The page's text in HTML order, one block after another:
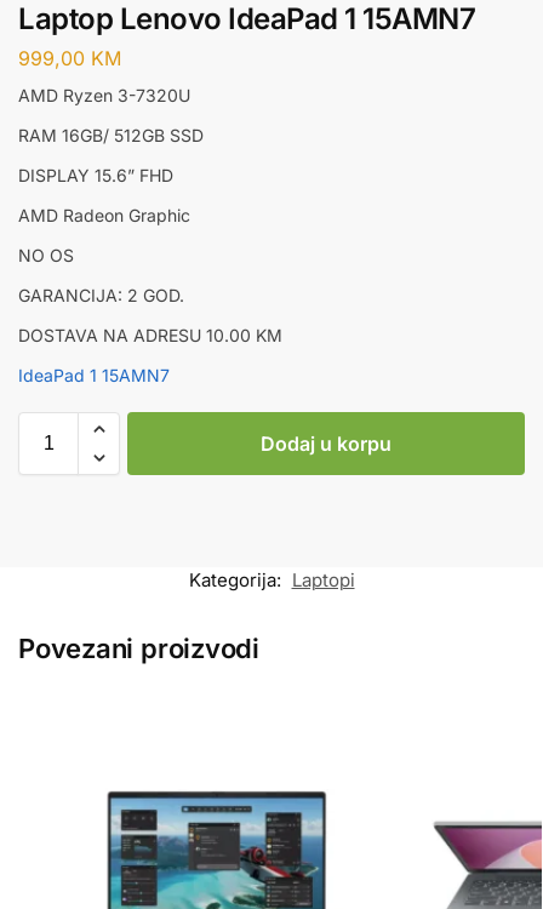
Laptop Lenovo IdeaPad 1 15AMN7
999,00 KM
AMD Ryzen 3-7320U
RAM 16GB/ 512GB SSD
DISPLAY 15.6” FHD
AMD Radeon Graphic
NO OS
GARANCIJA: 2 GOD.
DOSTAVA NA ADRESU 10.00 KM
IdeaPad 1 15AMN7
Dodaj u korpu
Kategorija: Laptopi
Povezani proizvodi